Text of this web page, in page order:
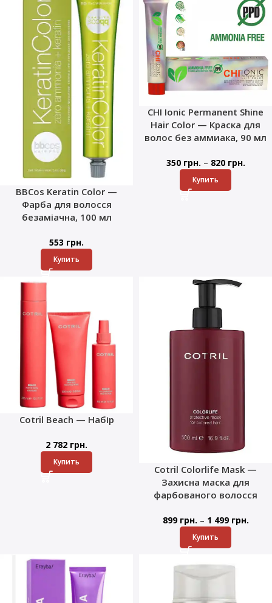
BBCos Keratin Color —
Фарба для волосся
безаміачна, 100 мл
553 грн.
Купить
CHI Ionic Permanent Shine
Hair Color — Краска для
волос без аммиака, 90 мл
350 грн. – 820 грн.
Купить
Cotril Beach — Набір
2 782 грн.
Купить
Cotril Colorlife Mask —
Захисна маска для
фарбованого волосся
899 грн. – 1 499 грн.
Купить